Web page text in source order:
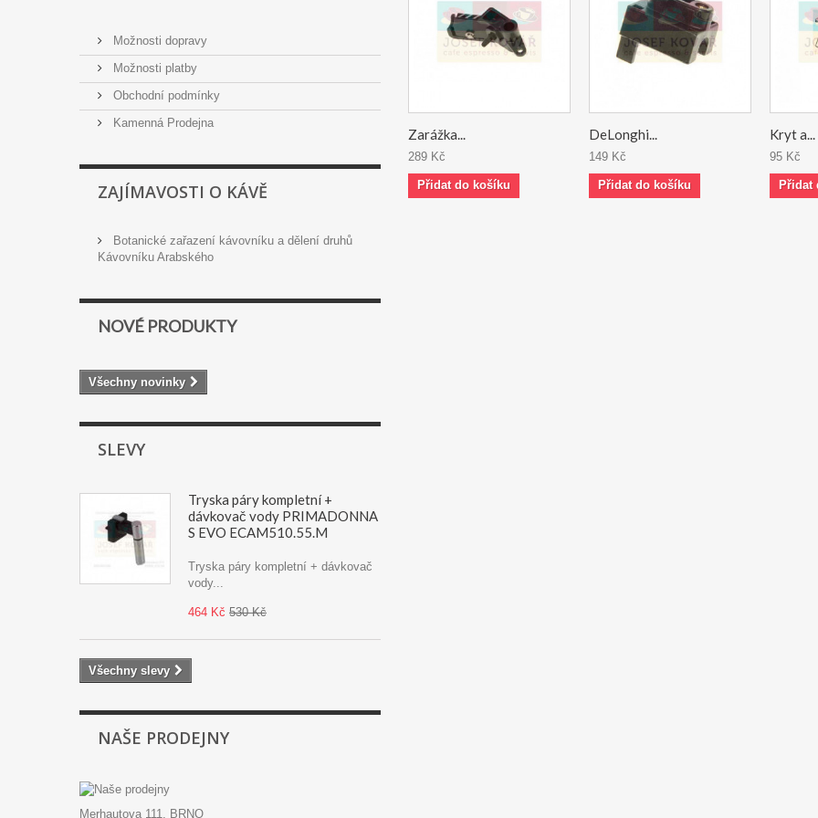
Možnosti dopravy
Možnosti platby
Obchodní podmínky
Kamenná Prodejna
ZAJÍMAVOSTI O KÁVĚ
Botanické zařazení kávovníku a dělení druhů
Kávovníku Arabského
NOVÉ PRODUKTY
Všechny novinky
SLEVY
Tryska páry kompletní +
dávkovač vody PRIMADONNA
S EVO ECAM510.55.M
Tryska páry kompletní + dávkovač
vody...
464 Kč 530 Kč
Všechny slevy
NAŠE PRODEJNY
Merhautova 111, BRNO
Zarážka...
289 Kč
Přidat do košíku
DeLonghi...
149 Kč
Přidat do košíku
Kryt a...
95 Kč
Přidat